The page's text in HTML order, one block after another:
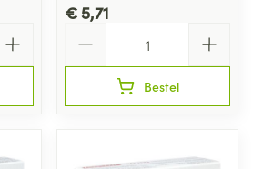
€ 5,71
Bestel